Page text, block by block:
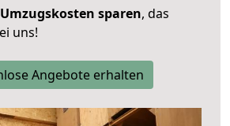
sparen, das
uns!
Angebote erhalten